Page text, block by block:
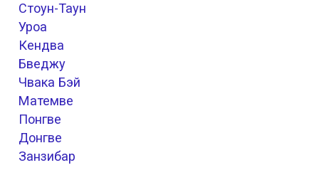
Стоун-Таун
Уроа
Кендва
Бведжу
Чвака Бэй
Матемве
Понгве
Донгве
Занзибар